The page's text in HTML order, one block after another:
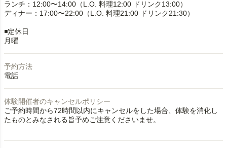
ランチ：12:00〜14:00（L.O. 料理12:00 ドリンク13:00）
ディナー：17:00〜22:00（L.O. 料理21:00 ドリンク21:30）
◾️定休日
月曜
予約方法
電話
体験開催者のキャンセルポリシー
ご予約時間から72時間以内にキャンセルをした場合、体験を消化し
たものとみなされる旨予めご注意くださいませ。